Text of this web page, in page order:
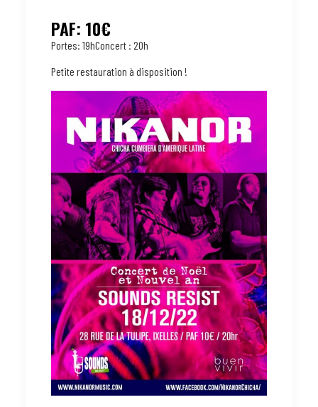
PAF: 10€
Portes: 19hConcert : 20h
Petite restauration à disposition !